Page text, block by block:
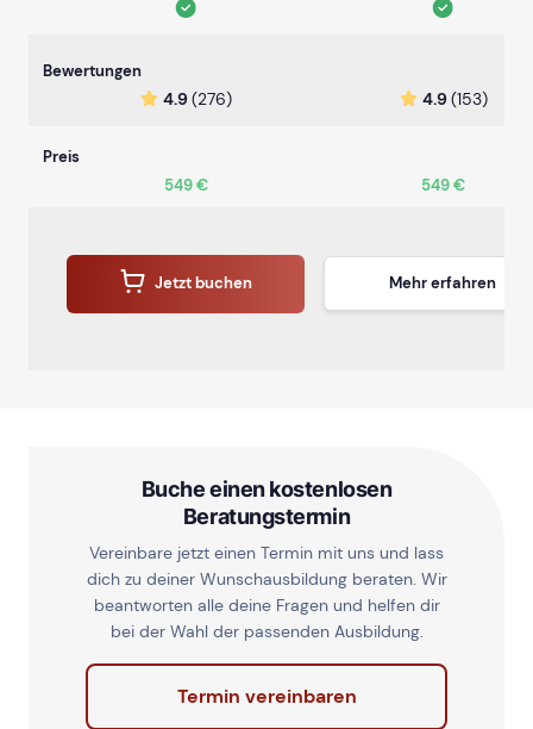
Bewertungen
4.9(276) 4.9(153)
Preis
549 €
549 €
Jetzt buchen Mehr erfahren
Buche einen kostenlosen
Beratungstermin
Vereinbare jetzt einen Termin mit uns und lass
dich zu deiner Wunschausbildung beraten. Wir
beantworten alle deine Fragen und helfen dir
bei der Wahl der passenden Ausbildung.
Termin vereinbaren